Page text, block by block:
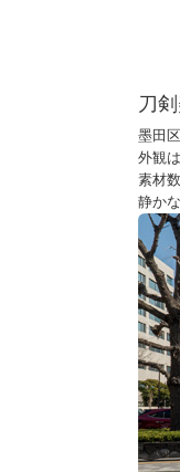
刀
墨田
外観
素材
静か